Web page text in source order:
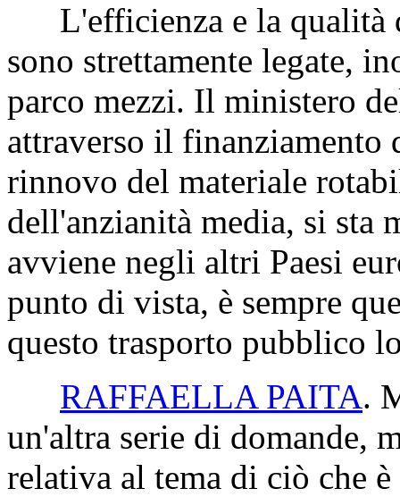
L'efficienza e la qualità
sono strettamente legate,
parco mezzi. Il ministero
attraverso il
rinnovo del materiale
dell'anzianità media, si sta
avviene negli altri Paesi
punto di vista, è sempre
questo trasporto pubblico
RAFFAELLA PAITA.
un'altra serie di domande,
relativa al tema di ciò che